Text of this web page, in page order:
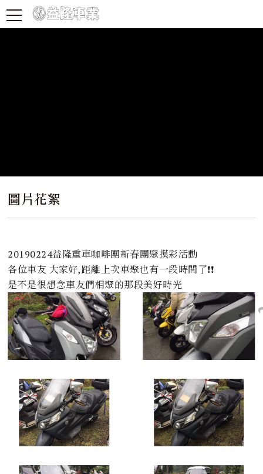
圖片花絮
20190224益隆重車咖啡團新春團聚摸彩活動
各位車友 大家好,距離上次車聚也有一段時間了❗️❗️
是不是很想念車友們相聚的那段美好時光